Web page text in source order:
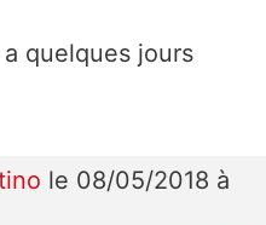
quelques jours
le 08/05/2018 à